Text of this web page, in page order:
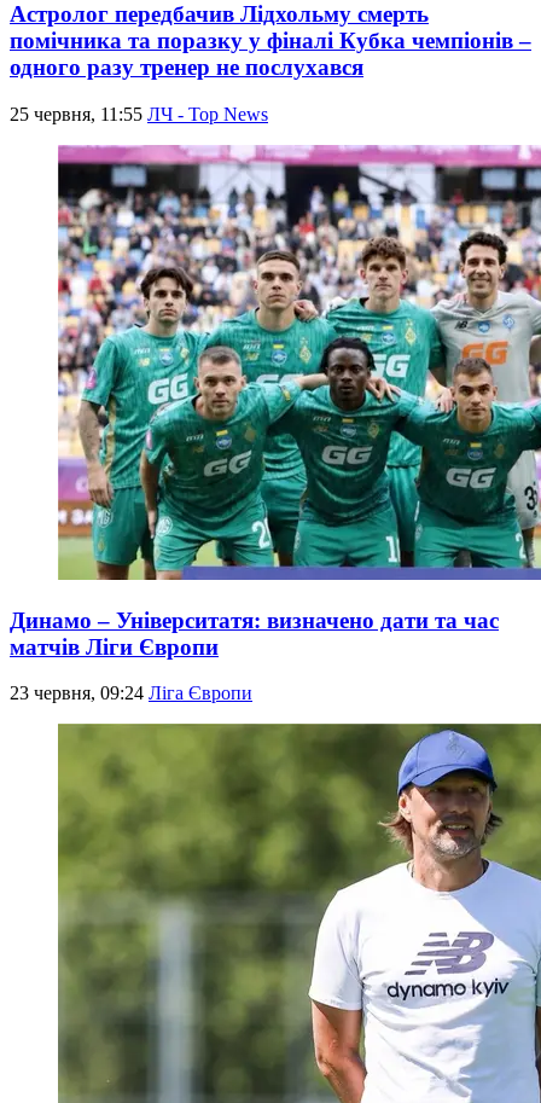
Астролог передбачив Лідхольму смерть
помічника та поразку у фіналі Кубка чемпіонів –
одного разу тренер не послухався
25 червня, 11:55 ЛЧ - Top News
Динамо – Університатя: визначено дати та час
матчів Ліги Європи
23 червня, 09:24 Ліга Європи